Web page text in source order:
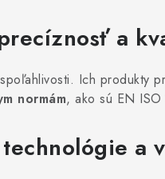
a
Ich produkty
normám, ako sú EN
a